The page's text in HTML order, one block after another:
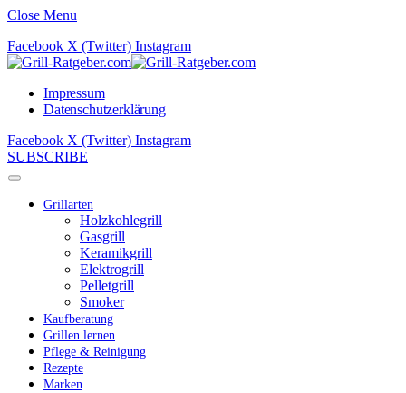
Close Menu
Facebook X (Twitter) Instagram
Impressum
Datenschutzerklärung
Facebook X (Twitter) Instagram
SUBSCRIBE
Grillarten
Holzkohlegrill
Gasgrill
Keramikgrill
Elektrogrill
Pelletgrill
Smoker
Kaufberatung
Grillen lernen
Pflege & Reinigung
Rezepte
Marken